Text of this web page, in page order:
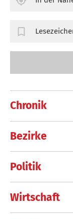
Chronik
Bezirke
Politik
Wirtschaft